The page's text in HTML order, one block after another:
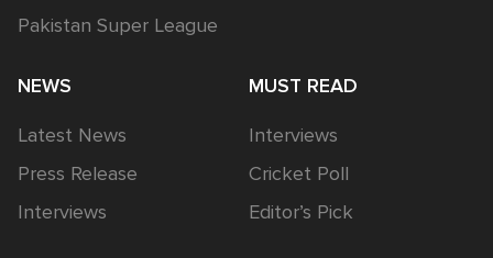
Pakistan Super League
NEWS
Latest News
Press Release
Interviews
MUST READ
Interviews
Cricket Poll
Editor’s Pick